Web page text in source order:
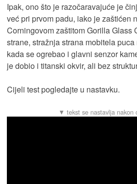
Ipak, ono što je razočaravajuće je
već pri prvom padu, iako je zaštićen
Corningovom zaštitom Gorilla Glass
strane, stražnja strana mobitela
kada se ogrebao i glavni senzor
je dobio i titanski okvir, ali bez
Cijeli test pogledajte u nastavku.